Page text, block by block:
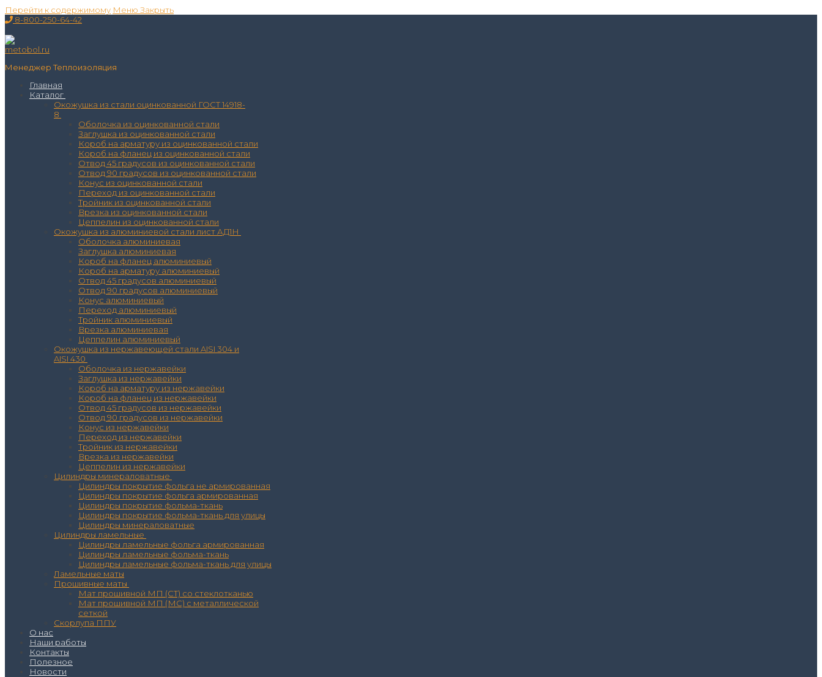
Перейти к содержимому Меню Закрыть
8-800-250-64-42
Менеджер Теплоизоляция
Главная
Каталог
Окожушка из стали оцинкованной ГОСТ 14918-
8
Оболочка из оцинкованной стали
Заглушка из оцинкованной стали
Короб на арматуру из оцинкованной стали
Короб на фланец из оцинкованной стали
Отвод 45 градусов из оцинкованной стали
Отвод 90 градусов из оцинкованной стали
Конус из оцинкованной стали
Переход из оцинкованной стали
Тройник из оцинкованной стали
Врезка из оцинкованной стали
Цеппелин из оцинкованной стали
Окожушка из алюминиевой стали лист АД1Н
Оболочка алюминиевая
Заглушка алюминиевая
Короб на фланец алюминиевый
Короб на арматуру алюминиевый
Отвод 45 градусов алюминиевый
Отвод 90 градусов алюминиевый
Конус алюминиевый
Переход алюминиевый
Тройник алюминиевый
Врезка алюминиевая
Цеппелин алюминиевый
Окожушка из нержавеющей стали AISI 304 и
AISI 430
Оболочка из нержавейки
Заглушка из нержавейки
Короб на арматуру из нержавейки
Короб на фланец из нержавейки
Отвод 45 градусов из нержавейки
Отвод 90 градусов из нержавейки
Конус из нержавейки
Переход из нержавейки
Тройник из нержавейки
Врезка из нержавейки
Цеппелин из нержавейки
Цилиндры минераловатные
Цилиндры покрытие фольга не армированная
Цилиндры покрытие фольга армированная
Цилиндры покрытие фольма-ткань
Цилиндры покрытие фольма-ткань для улицы
Цилиндры минераловатные
Цилиндры ламельные
Цилиндры ламельные фольга армированная
Цилиндры ламельные фольма-ткань
Цилиндры ламельные фольма-ткань для улицы
Ламельные маты
Прошивные маты
Мат прошивной МП (СТ) со стеклотканью
Мат прошивной МП (МС) с металлической
сеткой
Скорлупа ППУ
О нас
Наши работы
Контакты
Полезное
Новости